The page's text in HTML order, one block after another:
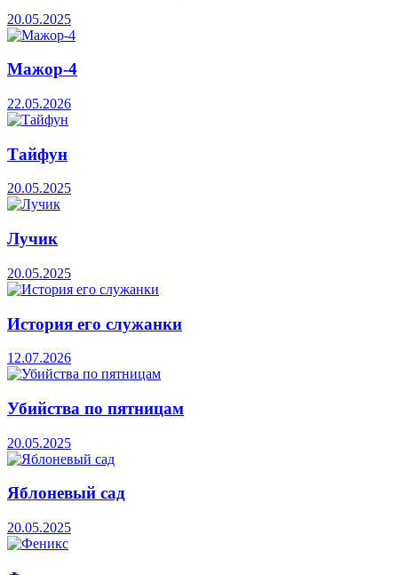
20.05.2025
Мажор-4
22.05.2026
Тайфун
20.05.2025
Лучик
20.05.2025
История его служанки
12.07.2026
Убийства по пятницам
20.05.2025
Яблоневый сад
20.05.2025